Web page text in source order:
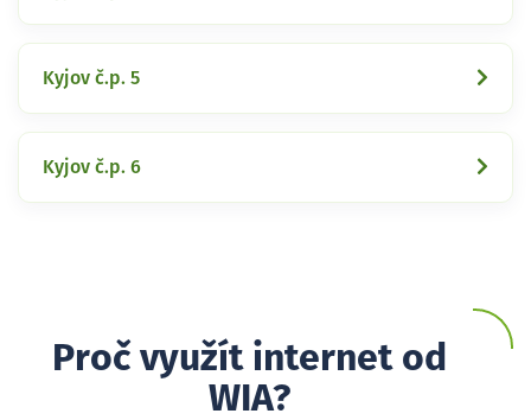
Kyjov č.p. 5
Kyjov č.p. 6
Proč využít internet od
WIA?